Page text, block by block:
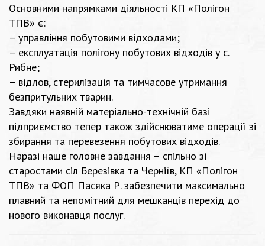
Основними напрямками діяльності КП «Полігон
ТПВ» є:
– управління побутовими відходами;
– експлуатація полігону побутових відходів у с.
Рибне;
– відлов, стерилізація та тимчасове утримання
безпритульних тварин.
Завдяки наявній матеріально-технічній базі
підприємство тепер також здійснюватиме операції зі
збирання та перевезення побутових відходів.
Наразі наше головне завдання – спільно зі
старостами сіл Березівка та Черніїв, КП «Полігон
ТПВ» та ФОП Пасяка Р. забезпечити максимально
плавний та непомітний для мешканців перехід до
нового виконавця послуг.